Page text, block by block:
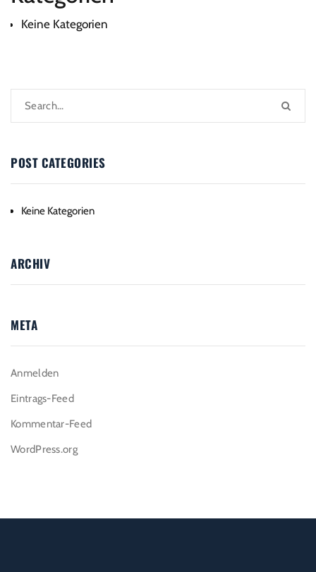
Keine Kategorien
POST CATEGORIES
Keine Kategorien
ARCHIV
META
Anmelden
Eintrags-Feed
Kommentar-Feed
WordPress.org